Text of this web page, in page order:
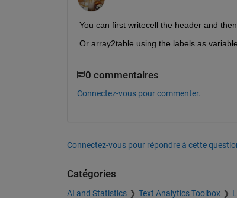
You can first writecell the header and
Or array2table using the labels as
0 commentaires
Connectez-vous pour commenter.
Connectez-vous pour répondre à cette
Catégories
AI and Statistics Text Analytics Toolbox